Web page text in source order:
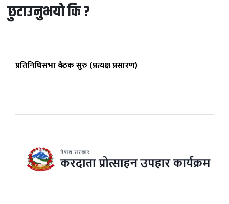
छुटाउनुभयो कि ?
प्रतिनिधिसभा बैठक सुरु (प्रत्यक्ष प्रसारण)